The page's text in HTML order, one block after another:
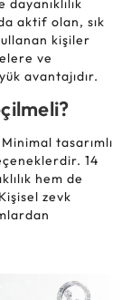
aktif olan, sık
kişiler
ve
avantajıdır.
tasarımlı
14
hem de
zevk